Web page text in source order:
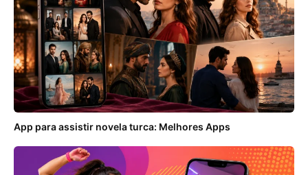
App para assistir novela turca: Melhores Apps